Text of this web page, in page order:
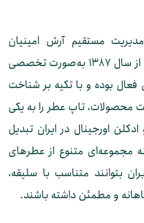
مستقیم آرش امینیان
فعالیت می‌کند. مدیریت این مجموعه از سال ۱۳۸۷ به‌صورت تخصصی
بوده و با تکیه بر شناخت
محصولات، تاپ عطر را به یکی
اورجینال در ایران تبدیل
مجموعه‌ای متنوع از عطرهای
بتوانند متناسب با سلیقه،
و مطمئن داشته باشند.